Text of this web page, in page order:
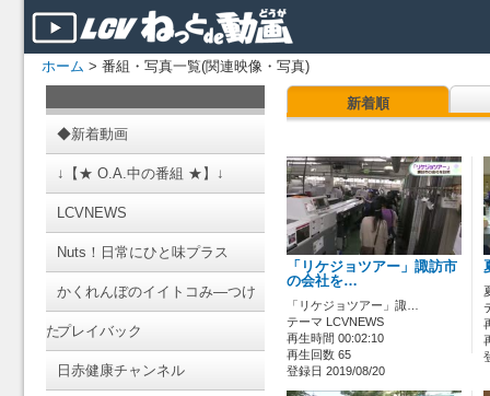
ホーム > 番組・写真一覧(関連映像・写真)
◆新着動画
↓【★ O.A.中の番組 ★】↓
LCVNEWS
Nuts！日常にひと味プラス
かくれんぼのイイトコみ―つけ
たプレイバック
日赤健康チャンネル
新着順
「リケジョツアー」諏訪市
の会社を…
「リケジョツアー」諏…
テーマ LCVNEWS
再生時間 00:02:10
再生回数 65
登録日 2019/08/20